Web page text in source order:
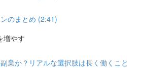
のまとめ (2:41)
増やす
業か？リアルな選択肢は長く働くこと